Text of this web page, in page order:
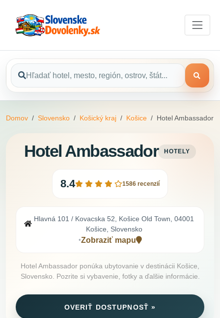
Domov Slovensko Košický kraj Košice Hotel Ambassador
Hotel Ambassador HOTELY
8.4 1586 recenzií
Hlavná 101 / Kovacska 52, Košice Old Town, 04001
Košice, Slovensko
•Zobraziť mapu
Hotel Ambassador ponúka ubytovanie v destinácii Košice,
Slovensko. Pozrite si vybavenie, fotky a ďalšie informácie.
OVERIŤ DOSTUPNOSŤ »